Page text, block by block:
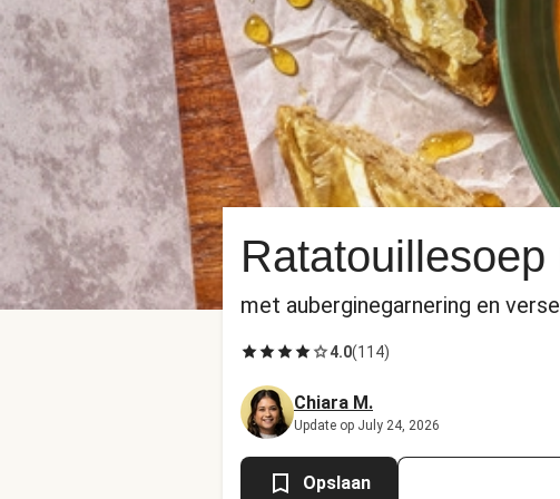
met auberginegarnering en
4.0(114)
Chiara M.
Update op July 24, 2026
Opslaan